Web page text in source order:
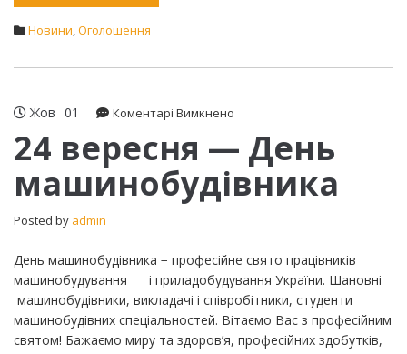
Новини,Оголошення
Жов 01 Коментарі Вимкнено
вересня
День
24 вересня — День
машинобудівника
Posted by admin
День машинобудівника − професійне свято працівників
машинобудування і приладобудування України. Шановні
машинобудівники, викладачі і співробітники, студенти
машинобудівних спеціальностей. Вітаємо Вас з професійним
святом! Бажаємо миру та здоров’я, професійних здобутків,